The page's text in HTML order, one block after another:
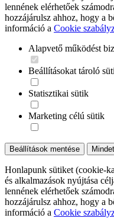
lennének elérhetőek
hozzájárulsz ahhoz, hogy a
információ a Cookie
Alapvető működést
Beállításokat tároló
Statisztikai sütik
Marketing célú sütik
Beállítások mentése
Honlapunk sütiket (cookie-
és alkalmazások nyújtása
lennének elérhetőek
hozzájárulsz ahhoz, hogy a
információ a Cookie